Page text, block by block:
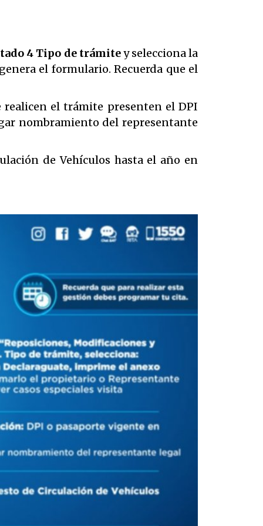
4 Tipo de trámitey selecciona la
el formulario. Recuerda que el
realicen el trámite presenten el DPI
nombramiento del representante
de Vehículos hasta el año en